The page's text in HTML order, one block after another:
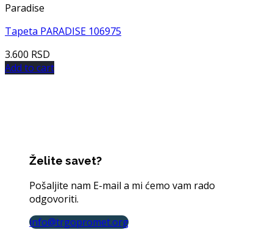
Paradise
Tapeta PARADISE 106975
3.600 RSD
Add to cart
Želite savet?
Pošaljite nam E-mail a mi ćemo vam rado
odgovoriti.
info@trgopromet.org